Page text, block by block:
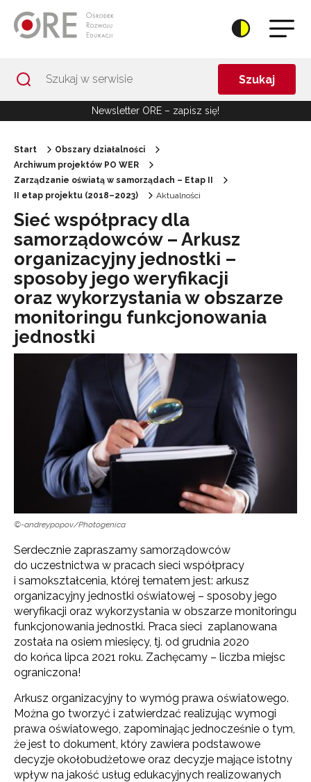
Szukaj
Newsletter ORE – zapisz się!
Start
Obszary działalności
Archiwum projektów PO WER
Zarządzanie oświatą w samorządach – Etap II
II etap projektu (2018–2023)
Aktualności
Sieć współpracy dla
samorządowców – Arkusz
organizacyjny jednostki –
sposoby jego weryfikacji
oraz wykorzystania w obszarze
monitoringu funkcjonowania
jednostki
©-andreypopov/Photogenica
Serdecznie zapraszamy samorządowców
do uczestnictwa w pracach sieci współpracy
i samokształcenia, której tematem jest: arkusz
organizacyjny jednostki oświatowej – sposoby jego
weryfikacji oraz wykorzystania w obszarze monitoringu
funkcjonowania jednostki. Praca sieci zaplanowana
została na osiem miesięcy, tj. od grudnia 2020
do końca lipca 2021 roku. Zachęcamy – liczba miejsc
ograniczona!
Arkusz organizacyjny to wymóg prawa oświatowego.
Można go tworzyć i zatwierdzać realizując wymogi
prawa oświatowego, zapominając jednocześnie o tym,
że jest to dokument, który zawiera podstawowe
decyzje okołobudżetowe oraz decyzje mające istotny
wpływ na jakość usług edukacyjnych realizowanych